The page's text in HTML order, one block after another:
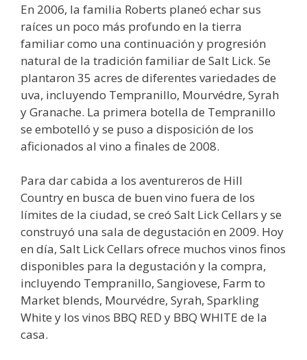
En 2006, la familia Roberts planeó echar sus
raíces un poco más profundo en la tierra
familiar como una continuación y progresión
natural de la tradición familiar de Salt Lick. Se
plantaron 35 acres de diferentes variedades de
uva, incluyendo Tempranillo, Mourvédre, Syrah
y Granache. La primera botella de Tempranillo
se embotelló y se puso a disposición de los
aficionados al vino a finales de 2008.
Para dar cabida a los aventureros de Hill
Country en busca de buen vino fuera de los
límites de la ciudad, se creó Salt Lick Cellars y se
construyó una sala de degustación en 2009. Hoy
en día, Salt Lick Cellars ofrece muchos vinos finos
disponibles para la degustación y la compra,
incluyendo Tempranillo, Sangiovese, Farm to
Market blends, Mourvédre, Syrah, Sparkling
White y los vinos BBQ RED y BBQ WHITE de la
casa.